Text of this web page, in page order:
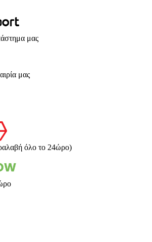
μας
μας
όλο το 24ώρο)